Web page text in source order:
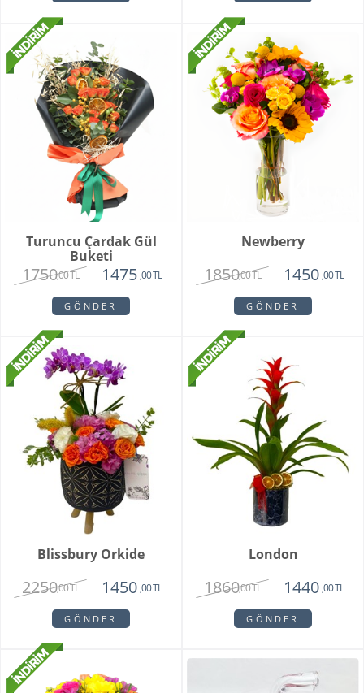
Turuncu Çardak Gül
Buketi
1750,00 TL 1475 ,00 TL
GÖNDER
Newberry
1850,00 TL 1450 ,00 TL
GÖNDER
Blissbury Orkide
2250,00 TL 1450 ,00 TL
GÖNDER
London
1860,00 TL 1440 ,00 TL
GÖNDER